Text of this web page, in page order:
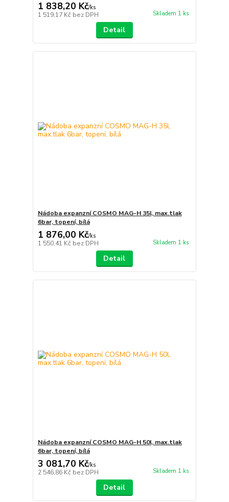
1 838,20 Kč/ks
1 519,17 Kč bez DPH Skladem 1 ks
Detail
Nádoba expanzní COSMO MAG-H 35l, max.tlak
6bar, topení, bílá
1 876,00 Kč/ks
1 550,41 Kč bez DPH Skladem 1 ks
Detail
Nádoba expanzní COSMO MAG-H 50l, max.tlak
6bar, topení, bílá
3 081,70 Kč/ks
2 546,86 Kč bez DPH Skladem 1 ks
Detail